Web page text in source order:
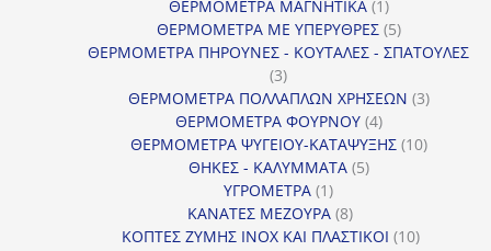
ΘΕΡΜΟΜΕΤΡΑ ΜΑΓΝΗΤΙΚΑ 11
προϊόν
ΘΕΡΜΟΜΕΤΡΑ ΜΕ ΥΠΕΡΥΘΡΕΣ 55
προϊόντα
ΘΕΡΜΟΜΕΤΡΑ ΠΗΡΟΥΝΕΣ - ΚΟΥΤΑΛΕΣ - ΣΠΑΤΟΥΛΕΣ
33
προϊόντα
ΘΕΡΜΟΜΕΤΡΑ ΠΟΛΛΑΠΛΩΝ ΧΡΗΣΕΩΝ 33
ΘΕΡΜΟΜΕΤΡΑ ΦΟΥΡΝΟΥ 44
προϊόντα
ΘΕΡΜΟΜΕΤΡΑ ΨΥΓΕΙΟΥ-ΚΑΤΑΨΥΞΗΣ 1010
ΘΗΚΕΣ - ΚΑΛΥΜΜΑΤΑ 55
ΥΓΡΟΜΕΤΡΑ 11
προϊόν
ΚΑΝΑΤΕΣ ΜΕΖΟΥΡΑ 88
προϊόντα
ΚΟΠΤΕΣ ΖΥΜΗΣ INOX ΚΑΙ ΠΛΑΣΤΙΚΟΙ 1010